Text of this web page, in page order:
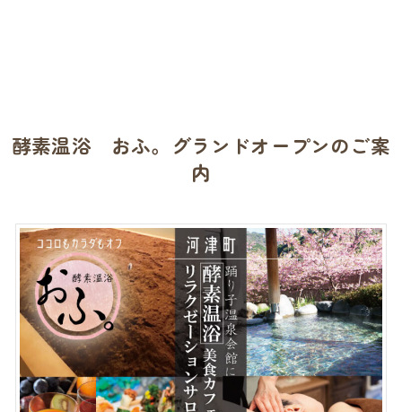
酵素温浴 おふ。グランドオープンのご案
内